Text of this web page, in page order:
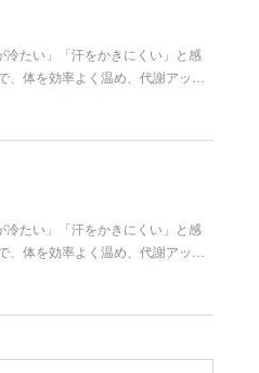
たい」「汗をかきにくい」と感
、体を効率よく温め、代謝アッ…
たい」「汗をかきにくい」と感
、体を効率よく温め、代謝アッ…